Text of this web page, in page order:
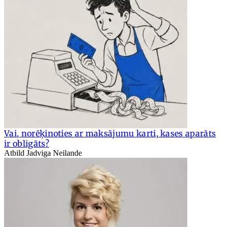
Vai, norēķinoties ar maksājumu karti, kases aparāts
ir obligāts?
Atbild Jadviga Neilande